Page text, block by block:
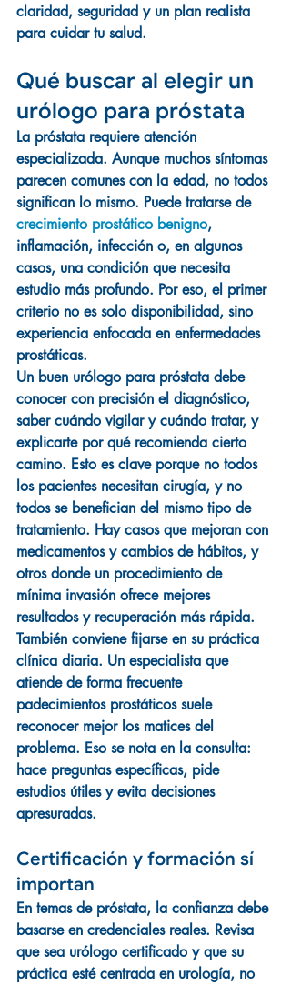
claridad, seguridad y un plan realista
para cuidar tu salud.
Qué buscar al elegir un
urólogo para próstata
La próstata requiere atención
especializada. Aunque muchos síntomas
parecen comunes con la edad, no todos
significan lo mismo. Puede tratarse de
crecimiento prostático benigno,
inflamación, infección o, en algunos
casos, una condición que necesita
estudio más profundo. Por eso, el primer
criterio no es solo disponibilidad, sino
experiencia enfocada en enfermedades
prostáticas.
Un buen urólogo para próstata debe
conocer con precisión el diagnóstico,
saber cuándo vigilar y cuándo tratar, y
explicarte por qué recomienda cierto
camino. Esto es clave porque no todos
los pacientes necesitan cirugía, y no
todos se benefician del mismo tipo de
tratamiento. Hay casos que mejoran con
medicamentos y cambios de hábitos, y
otros donde un procedimiento de
mínima invasión ofrece mejores
resultados y recuperación más rápida.
También conviene fijarse en su práctica
clínica diaria. Un especialista que
atiende de forma frecuente
padecimientos prostáticos suele
reconocer mejor los matices del
problema. Eso se nota en la consulta:
hace preguntas específicas, pide
estudios útiles y evita decisiones
apresuradas.
Certificación y formación sí
importan
En temas de próstata, la confianza debe
basarse en credenciales reales. Revisa
que sea urólogo certificado y que su
práctica esté centrada en urología, no